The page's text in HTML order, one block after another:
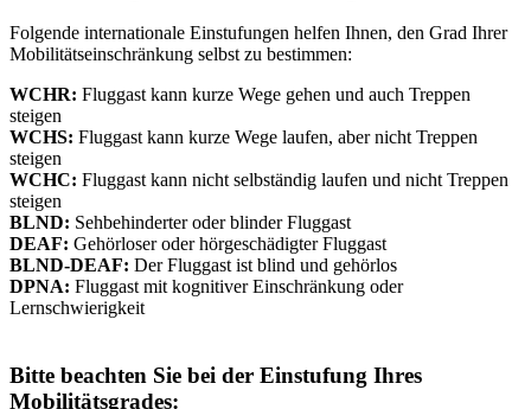
Folgende internationale Einstufungen helfen Ihnen, den Grad Ihrer
Mobilitätseinschränkung selbst zu bestimmen:
WCHR: Fluggast kann kurze Wege gehen und auch Treppen
steigen
WCHS: Fluggast kann kurze Wege laufen, aber nicht Treppen
steigen
WCHC: Fluggast kann nicht selbständig laufen und nicht Treppen
steigen
BLND: Sehbehinderter oder blinder Fluggast
DEAF: Gehörloser oder hörgeschädigter Fluggast
BLND-DEAF: Der Fluggast ist blind und gehörlos
DPNA: Fluggast mit kognitiver Einschränkung oder
Lernschwierigkeit
Bitte beachten Sie bei der Einstufung Ihres
Mobilitätsgrades: